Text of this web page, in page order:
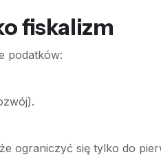
fiskalizm
podatków:
ograniczyć się tylko do